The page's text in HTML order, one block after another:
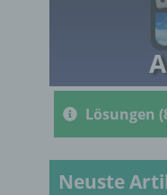
Lösungen
Neuste